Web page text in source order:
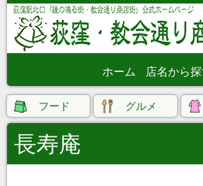
ホーム 店名から
フード グルメ
長寿庵